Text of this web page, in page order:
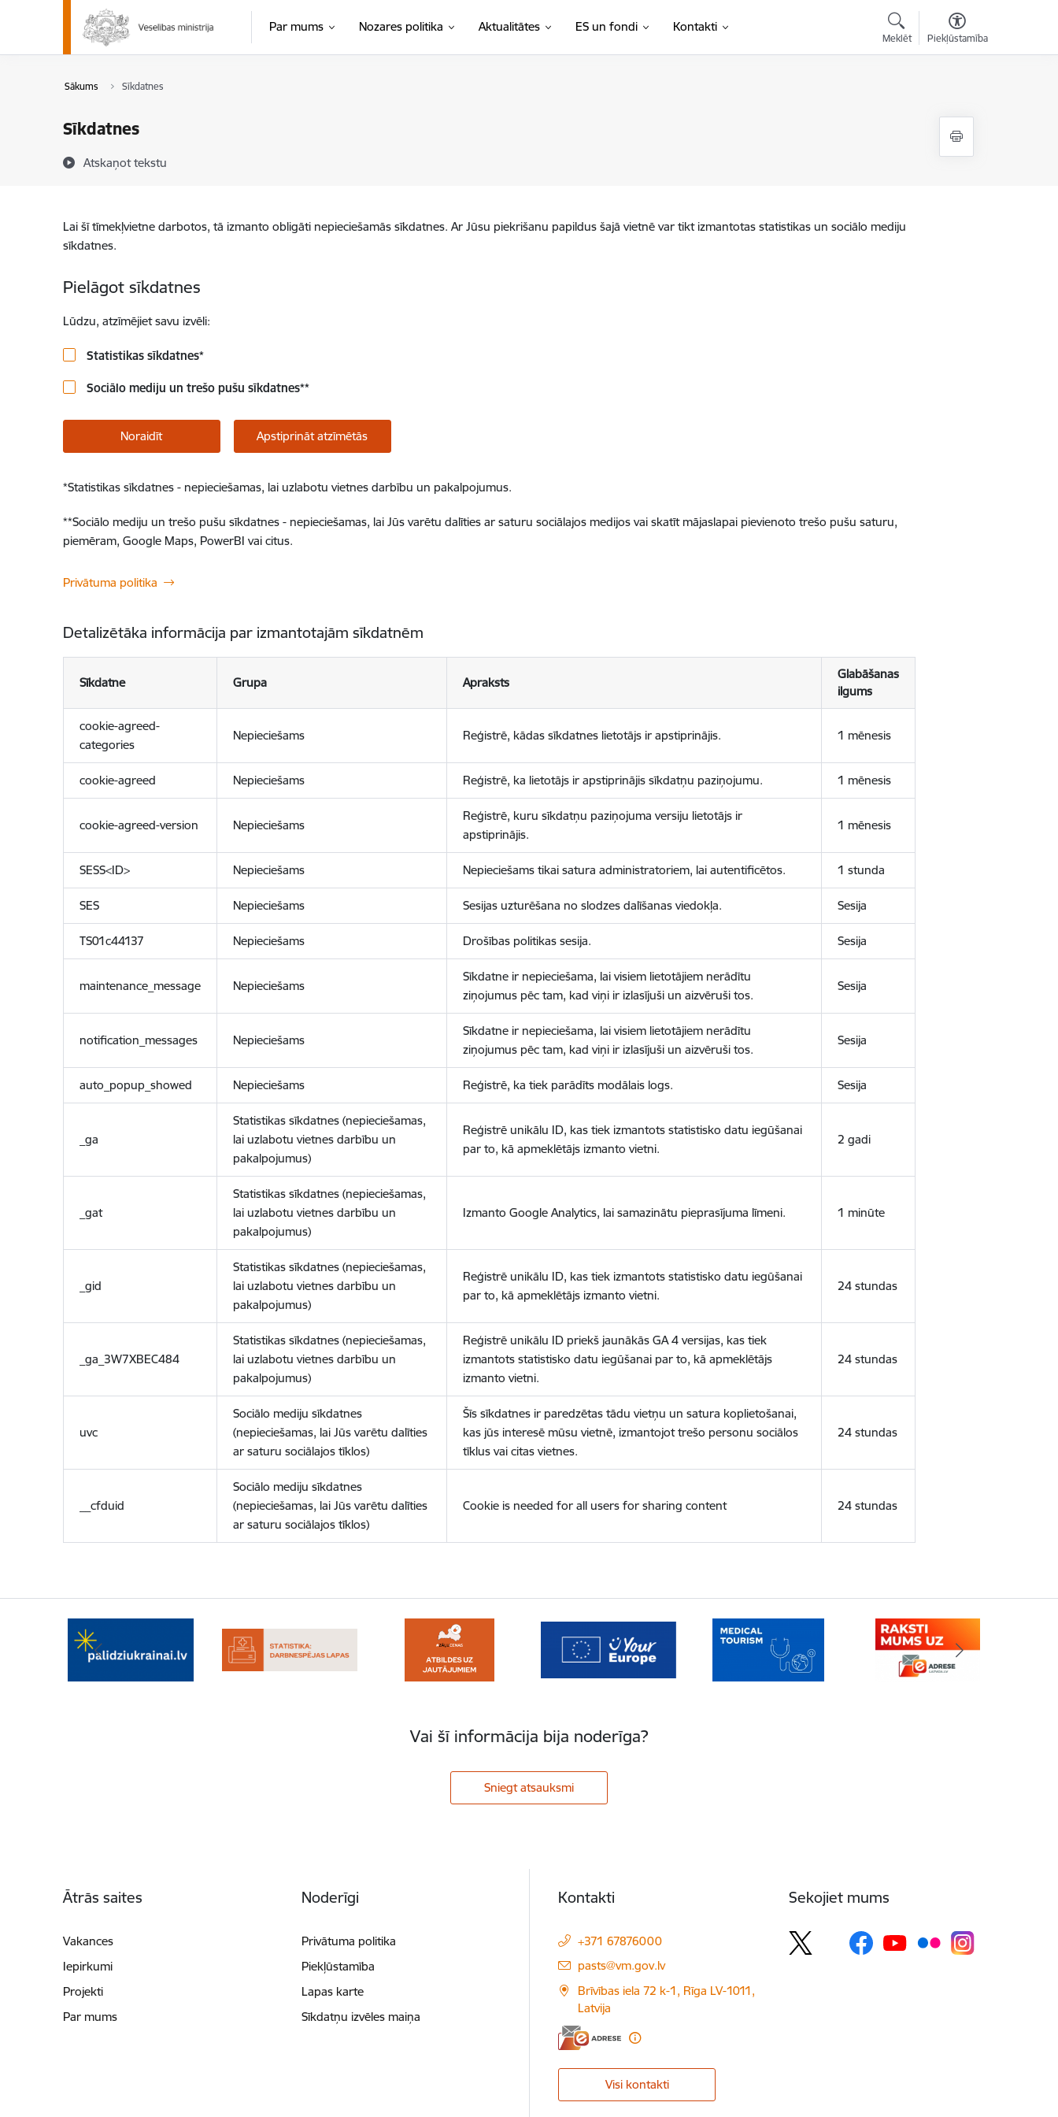
Pāriet uz lapas saturu
Par mums Nozares politika Aktualitātes ES un fondi Kontakti
Meklēt Piekļūstamība
Sākums Sīkdatnes
Sīkdatnes
Atskaņot tekstu
Lai šī tīmekļvietne darbotos, tā izmanto obligāti nepieciešamās sīkdatnes. Ar Jūsu piekrišanu papildus šajā vietnē var tikt izmantotas statistikas un sociālo mediju
sīkdatnes.
Pielāgot sīkdatnes
Lūdzu, atzīmējiet savu izvēli:
Statistikas sīkdatnes*
Sociālo mediju un trešo pušu sīkdatnes**
Noraidīt Apstiprināt atzīmētās
*Statistikas sīkdatnes - nepieciešamas, lai uzlabotu vietnes darbību un pakalpojumus.
**Sociālo mediju un trešo pušu sīkdatnes - nepieciešamas, lai Jūs varētu dalīties ar saturu sociālajos medijos vai skatīt mājaslapai pievienoto trešo pušu saturu,
piemēram, Google Maps, PowerBI vai citus.
Privātuma politika
Detalizētāka informācija par izmantotajām sīkdatnēm
Sīkdatne Grupa Apraksts
Glabāšanas
ilgums
cookie-agreed-
categories
Nepieciešams Reģistrē, kādas sīkdatnes lietotājs ir apstiprinājis. 1 mēnesis
cookie-agreed Nepieciešams Reģistrē, ka lietotājs ir apstiprinājis sīkdatņu paziņojumu. 1 mēnesis
cookie-agreed-version Nepieciešams
Reģistrē, kuru sīkdatņu paziņojuma versiju lietotājs ir
apstiprinājis.
1 mēnesis
SESS<ID> Nepieciešams Nepieciešams tikai satura administratoriem, lai autentificētos. 1 stunda
SES Nepieciešams Sesijas uzturēšana no slodzes dalīšanas viedokļa. Sesija
TS01c44137 Nepieciešams Drošības politikas sesija. Sesija
maintenance_message Nepieciešams
Sīkdatne ir nepieciešama, lai visiem lietotājiem nerādītu
ziņojumus pēc tam, kad viņi ir izlasījuši un aizvēruši tos.
Sesija
notification_messages Nepieciešams
Sīkdatne ir nepieciešama, lai visiem lietotājiem nerādītu
ziņojumus pēc tam, kad viņi ir izlasījuši un aizvēruši tos.
Sesija
auto_popup_showed Nepieciešams Reģistrē, ka tiek parādīts modālais logs. Sesija
_ga
Statistikas sīkdatnes (nepieciešamas,
lai uzlabotu vietnes darbību un
pakalpojumus)
Reģistrē unikālu ID, kas tiek izmantots statistisko datu iegūšanai
par to, kā apmeklētājs izmanto vietni.
2 gadi
_gat
Statistikas sīkdatnes (nepieciešamas,
lai uzlabotu vietnes darbību un
pakalpojumus)
Izmanto Google Analytics, lai samazinātu pieprasījuma līmeni. 1 minūte
_gid
Statistikas sīkdatnes (nepieciešamas,
lai uzlabotu vietnes darbību un
pakalpojumus)
Reģistrē unikālu ID, kas tiek izmantots statistisko datu iegūšanai
par to, kā apmeklētājs izmanto vietni.
24 stundas
_ga_3W7XBEC484
Statistikas sīkdatnes (nepieciešamas,
lai uzlabotu vietnes darbību un
pakalpojumus)
Reģistrē unikālu ID priekš jaunākās GA 4 versijas, kas tiek
izmantots statistisko datu iegūšanai par to, kā apmeklētājs
izmanto vietni.
24 stundas
uvc
Sociālo mediju sīkdatnes
(nepieciešamas, lai Jūs varētu dalīties
ar saturu sociālajos tīklos)
Šīs sīkdatnes ir paredzētas tādu vietņu un satura koplietošanai,
kas jūs interesē mūsu vietnē, izmantojot trešo personu sociālos
tīklus vai citas vietnes.
24 stundas
__cfduid
Sociālo mediju sīkdatnes
(nepieciešamas, lai Jūs varētu dalīties
ar saturu sociālajos tīklos)
Cookie is needed for all users for sharing content 24 stundas
Vai šī informācija bija noderīga?
Sniegt atsauksmi
Ātrās saites
Vakances
Iepirkumi
Projekti
Par mums
Noderīgi
Privātuma politika
Piekļūstamība
Lapas karte
Sīkdatņu izvēles maiņa
Kontakti
+371 67876000
E-pasts:
pasts@vm.gov.lv
Brīvības iela 72 k-1, Rīga LV-1011,
Latvija
Visi kontakti
Sekojiet mums